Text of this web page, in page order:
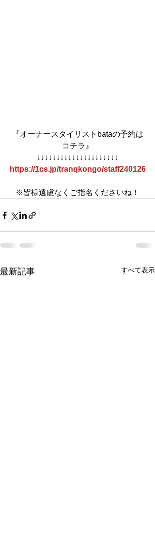
『オーナースタイリストbataの予約は
コチラ』
↓↓↓↓↓↓↓↓↓↓↓↓↓↓↓↓↓↓↓↓↓
https://1cs.jp/tranqkongo/staff240126
※皆様遠慮なくご指名くださいね！
最新記事 すべて表示